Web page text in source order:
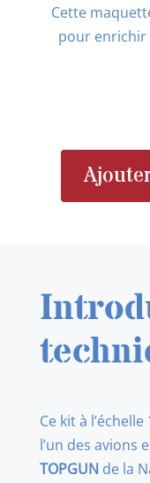
Cette
pour enrichir
quantité
4E
TOP
Ce kit à l’échelle
l’un des avions
TOPGUNde la